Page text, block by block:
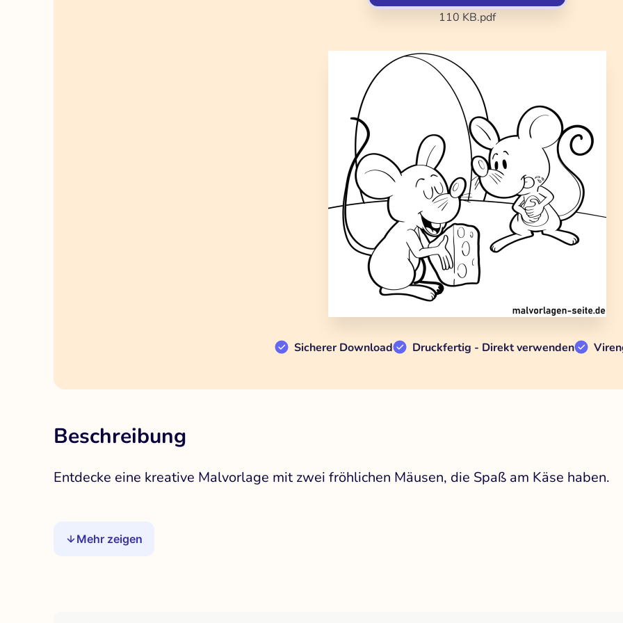
110 KB.pdf
Sicherer Download Druckfertig - Direkt verwenden
Beschreibung
Entdecke eine kreative Malvorlage mit zwei fröhlichen Mäusen, die Spaß am Käse haben.
Mehr zeigen